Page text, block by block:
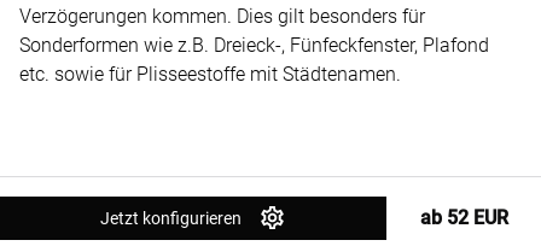
Verzögerungen kommen. Dies gilt besonders für
Sonderformen wie z.B. Dreieck-, Fünfeckfenster, Plafond
etc. sowie für Plisseestoffe mit Städtenamen.
Jetzt konfigurieren ab 52 EUR